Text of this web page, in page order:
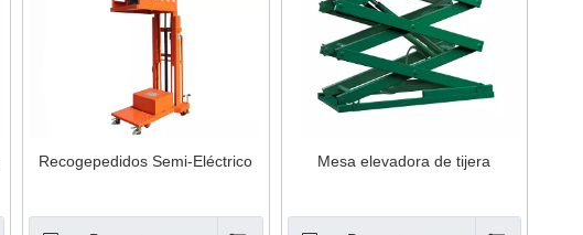
Recogepedidos Semi-Eléctrico Mesa elevadora de tijera